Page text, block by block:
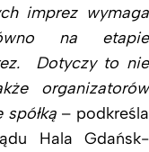
imprez wymaga
na etapie
Dotyczy to nie
organizatorów
– podkreśla
Hala Gdańsk-